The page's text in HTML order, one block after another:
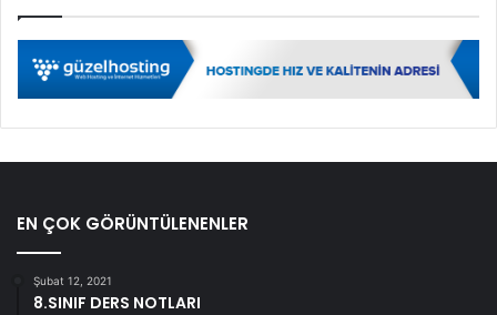
EN ÇOK GÖRÜNTÜLENENLER
Şubat 12, 2021
8.SINIF DERS NOTLARI